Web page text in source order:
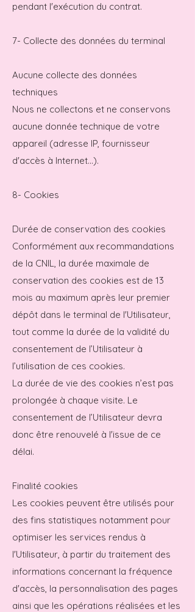
pendant l'exécution du contrat.
7- Collecte des données du terminal
Aucune collecte des données
techniques
Nous ne collectons et ne conservons
aucune donnée technique de votre
appareil (adresse IP, fournisseur
d'accès à Internet...).
8- Cookies
Durée de conservation des cookies
Conformément aux recommandations
de la CNIL, la durée maximale de
conservation des cookies est de 13
mois au maximum après leur premier
dépôt dans le terminal de l'Utilisateur,
tout comme la durée de la validité du
consentement de l’Utilisateur à
l’utilisation de ces cookies.
La durée de vie des cookies n’est pas
prolongée à chaque visite. Le
consentement de l’Utilisateur devra
donc être renouvelé à l'issue de ce
délai.
Finalité cookies
Les cookies peuvent être utilisés pour
des fins statistiques notamment pour
optimiser les services rendus à
l'Utilisateur, à partir du traitement des
informations concernant la fréquence
d'accès, la personnalisation des pages
ainsi que les opérations réalisées et les